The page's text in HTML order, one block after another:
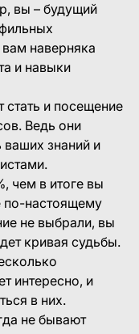
вы – будущий
наверняка
и навыки
и посещение
Ведь они
знаний и
чем в итоге вы
по-настоящему
не выбрали, вы
кривая судьбы.
интересно, и
в них.
не бывают